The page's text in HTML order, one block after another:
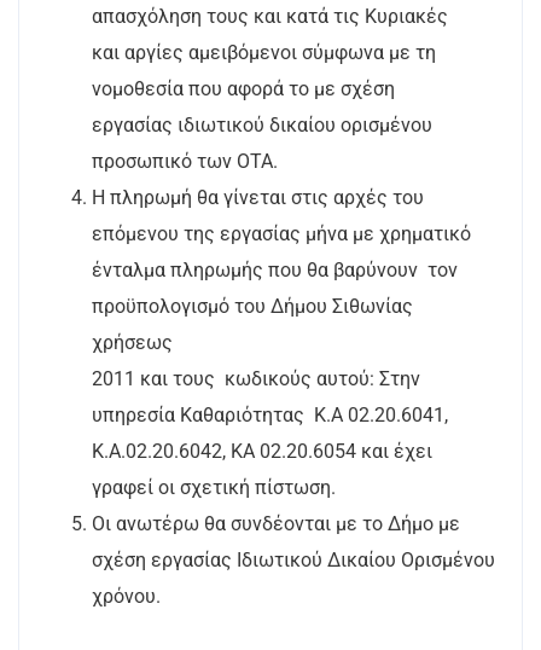
απασχόληση τους και κατά τις Κυριακές
και αργίες αμειβόμενοι σύμφωνα με τη
νομοθεσία που αφορά το με σχέση
εργασίας ιδιωτικού δικαίου ορισμένου
προσωπικό των ΟΤΑ.
Η πληρωμή θα γίνεται στις αρχές του
επόμενου της εργασίας μήνα με χρηματικό
ένταλμα πληρωμής που θα βαρύνουν τον
προϋπολογισμό του Δήμου Σιθωνίας
χρήσεως
2011 και τους κωδικούς αυτού: Στην
υπηρεσία Καθαριότητας Κ.Α 02.20.6041,
Κ.Α.02.20.6042, ΚΑ 02.20.6054 και έχει
γραφεί οι σχετική πίστωση.
Οι ανωτέρω θα συνδέονται με το Δήμο με
σχέση εργασίας Ιδιωτικού Δικαίου Ορισμένου
χρόνου.